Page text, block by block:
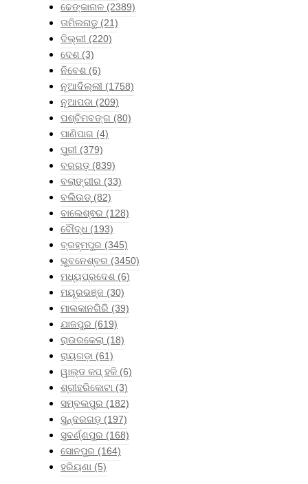
ଢେଙ୍କାନାଳ (2389)
ତାମିଲନାଡୁ (21)
ଦିଲ୍ଲୀ (220)
ଦେଶ (3)
ନିବେଶ (6)
ନୂଆଦିଲ୍ଲୀ (1758)
ନୂଆପଡା (209)
ପଶ୍ଚିମବଙ୍ଗ (80)
ପାଣିପାଗ (4)
ପୁରୀ (379)
ବରଗଡ଼ (839)
ବଲାଙ୍ଗୀର (33)
ବଲିଉଡ୍ (82)
ବାଲେଶ୍ଵର (128)
ବୌଦ୍ଧ (193)
ବ୍ରହ୍ମପୁର (345)
ଭୁବନେଶ୍ବର (3450)
ମଧ୍ୟପ୍ରଦେଶ (6)
ମୟୂରଭଞ୍ଜ (30)
ମାଲକାନଗିରି (39)
ଯାଜପୁର (619)
ରାଉରକେଲା (18)
ରାୟଗଡ଼ା (61)
ୱାଲ୍ଡ କପ୍ ହକି (6)
ଶ୍ରୀହରିକୋଟା (3)
ସମ୍ବଲପୁର (182)
ସୁନ୍ଦରଗଡ଼ (197)
ସୁବର୍ଣ୍ଣପୁର (168)
ସୋନପୁର (164)
ହରିୟଣା (5)